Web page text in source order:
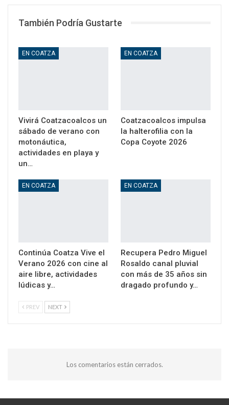
También Podría Gustarte
EN COATZA
Vivirá Coatzacoalcos un
sábado de verano con
motonáutica,
actividades en playa y
un…
EN COATZA
Coatzacoalcos impulsa
la halterofilia con la
Copa Coyote 2026
EN COATZA
Continúa Coatza Vive el
Verano 2026 con cine al
aire libre, actividades
lúdicas y…
EN COATZA
Recupera Pedro Miguel
Rosaldo canal pluvial
con más de 35 años sin
dragado profundo y…
PREV NEXT
Los comentarios están cerrados.